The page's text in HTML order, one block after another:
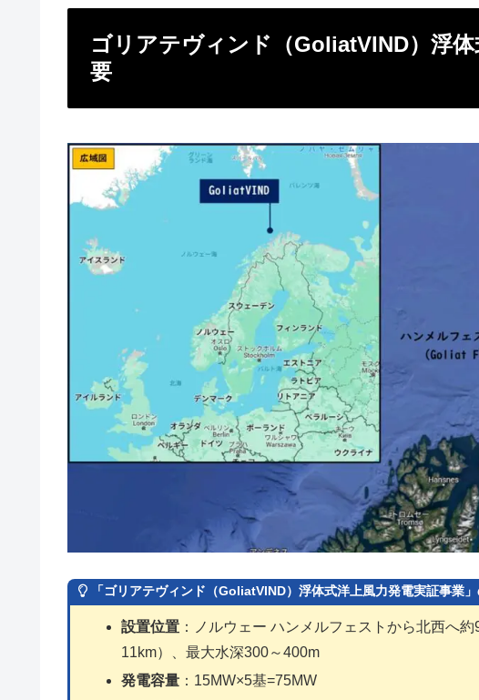
ゴリアテヴィンド（GoliatVIND）浮
要
「ゴリアテヴィンド（GoliatVIND）浮体式洋上風力発電実証事業
設置位置：ノルウェー ハンメルフェストから北西へ
11km）、最大水深300～400m
発電容量：15MW×5基=75MW